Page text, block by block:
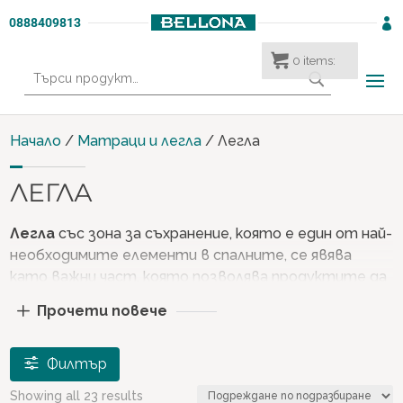
0888409813 
за:
Начало / Матраци и легла / Легла
ЛЕГЛА
Легла със зона за съхранение, която е един от най-
необходимите елементи в спалните, се явява
като важни част, която позволява продуктите да
гардероби, нощни шкафчета и скринове,
съхранение, заемат важно място в декорацията на
спалнята като едно от незаменимите мебели на
Прочети повече
Филтър
Showing all 23 results
0 items: